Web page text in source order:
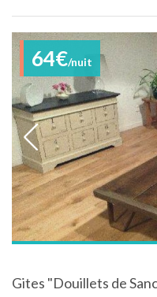
64€/nuit